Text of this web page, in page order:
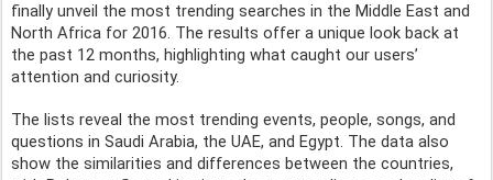
finally unveil the most trending searches in the Middle East and
North Africa for 2016. The results offer a unique look back at
the past 12 months, highlighting what caught our users’
attention and curiosity.
The lists reveal the most trending events, people, songs, and
questions in Saudi Arabia, the UAE, and Egypt. The data also
show the similarities and differences between the countries,